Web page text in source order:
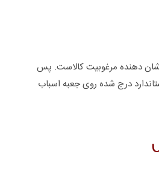
دهنده مرغوبیت کالاست. پس
درج شده روی جعبه اسباب